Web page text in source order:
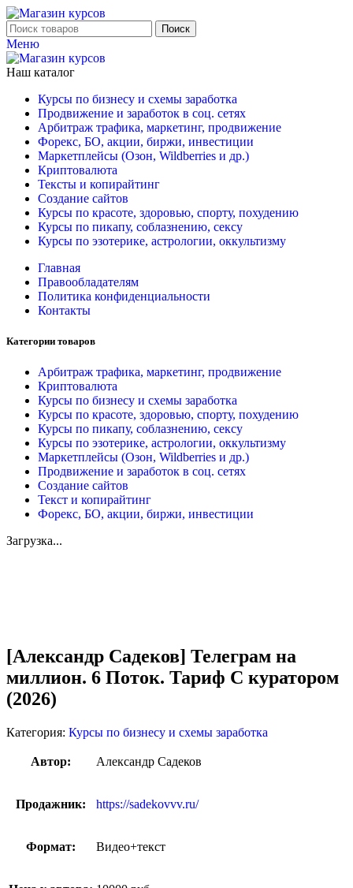
Поиск
Меню
Наш каталог
Курсы по бизнесу и схемы заработка
Продвижение и заработок в соц. сетях
Арбитраж трафика, маркетинг, продвижение
Форекс, БО, акции, биржи, инвестиции
Маркетплейсы (Озон, Wildberries и др.)
Криптовалюта
Тексты и копирайтинг
Создание сайтов
Курсы по красоте, здоровью, спорту, похудению
Курсы по пикапу, соблазнению, сексу
Курсы по эзотерике, астрологии, оккультизму
Главная
Правообладателям
Политика конфиденциальности
Контакты
Категории товаров
Арбитраж трафика, маркетинг, продвижение
Криптовалюта
Курсы по бизнесу и схемы заработка
Курсы по красоте, здоровью, спорту, похудению
Курсы по пикапу, соблазнению, сексу
Курсы по эзотерике, астрологии, оккультизму
Маркетплейсы (Озон, Wildberries и др.)
Продвижение и заработок в соц. сетях
Создание сайтов
Текст и копирайтинг
Форекс, БО, акции, биржи, инвестиции
Загрузка...
[Александр Садеков] Телеграм на
миллион. 6 Поток. Тариф С куратором
(2026)
Категория: Курсы по бизнесу и схемы заработка
Автор: Александр Садеков
Продажник: https://sadekovvv.ru/
Формат: Видео+текст